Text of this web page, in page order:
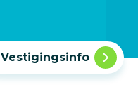
Vestigingsinfo